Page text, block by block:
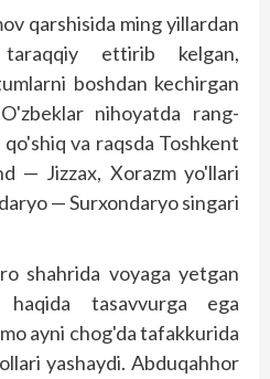
qarshisida ming yillardan
ettirib kelgan,
boshdan kechirgan
nihoyatda rang-
va raqsda Toshkent
— Jizzax, Xorazm yo'llari
— Surxondaryo singari
shahrida voyaga yetgan
haqida tasavvurga ega
ayni chog'da tafakkurida
yashaydi. Abduqahhor